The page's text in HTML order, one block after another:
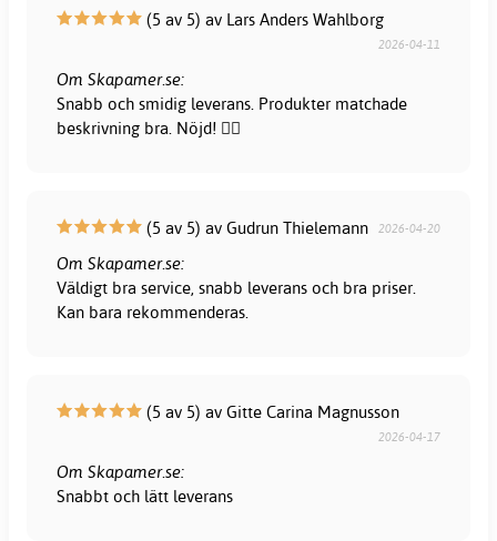
(5 av 5) av Lars Anders Wahlborg
2026-04-11
Om Skapamer.se:
Snabb och smidig leverans. Produkter matchade
beskrivning bra. Nöjd! 👍🏻
(5 av 5) av Gudrun Thielemann 2026-04-20
Om Skapamer.se:
Väldigt bra service, snabb leverans och bra priser.
Kan bara rekommenderas.
(5 av 5) av Gitte Carina Magnusson
2026-04-17
Om Skapamer.se:
Snabbt och lätt leverans